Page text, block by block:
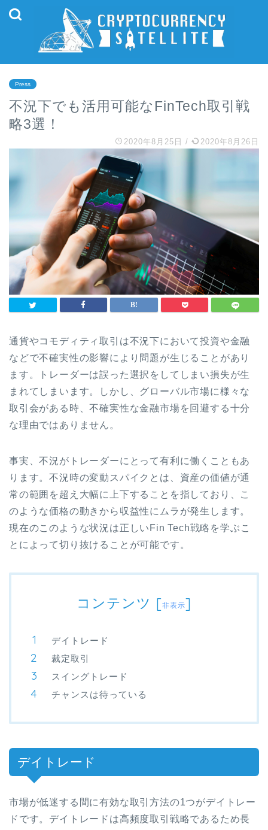
Press
不況下でも活用可能なFinTech取引戦
略3選！
2020年8月25日 / 2020年8月26日
通貨やコモディティ取引は不況下において投資や金融
などで不確実性の影響により問題が生じることがあり
ます。トレーダーは誤った選択をしてしまい損失が生
まれてしまいます。しかし、グローバル市場に様々な
取引会がある時、不確実性な金融市場を回避する十分
な理由ではありません。
事実、不況がトレーダーにとって有利に働くこともあ
ります。不況時の変動スパイクとは、資産の価値が通
常の範囲を超え大幅に上下することを指しており、こ
のような価格の動きから収益性にムラが発生します。
現在のこのような状況は正しいFin Tech戦略を学ぶこ
とによって切り抜けることが可能です。
コンテンツ [非表示]
デイトレード
裁定取引
スイングトレード
チャンスは待っている
デイトレード
市場が低迷する間に有効な取引方法の1つがデイトレー
ドです。デイトレードは高頻度取引戦略であるため長